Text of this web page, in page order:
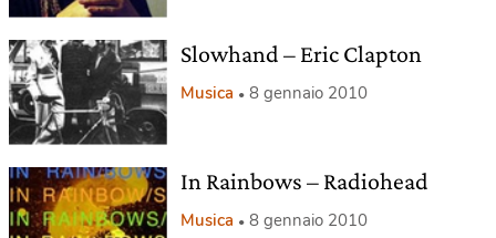
Slowhand – Eric Clapton
Musica 8 gennaio 2010
In Rainbows – Radiohead
Musica 8 gennaio 2010